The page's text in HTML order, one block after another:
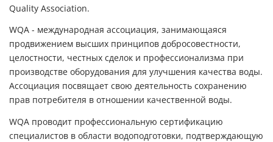
Quality Association.
WQA - международная ассоциация, занимающаяся
продвижением высших принципов добросовестности,
целостности, честных сделок и профессионализма при
производстве оборудования для улучшения качества воды.
Ассоциация посвящает свою деятельность сохранению
прав потребителя в отношении качественной воды.
WQA проводит профессиональную сертификацию
специалистов в области водоподготовки, подтверждающую